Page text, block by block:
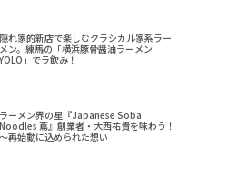
隠れ家的新店で楽しむクラシカル家系ラー
メン。練馬の「横浜豚骨醤油ラーメン
YOLO」でラ飲み！
ラーメン界の星『Japanese Soba
Noodles 蔦』創業者・大西祐貴を味わう！
～再始動に込められた想い